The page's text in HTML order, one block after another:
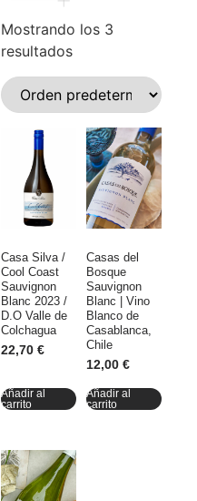
Mostrando los 3
resultados
Casa Silva /
Cool Coast
Sauvignon
Blanc 2023 /
D.O Valle de
Colchagua
22,70 €
Añadir al
carrito
Casas del
Bosque
Sauvignon
Blanc | Vino
Blanco de
Casablanca,
Chile
12,00€
Añadir al
carrito